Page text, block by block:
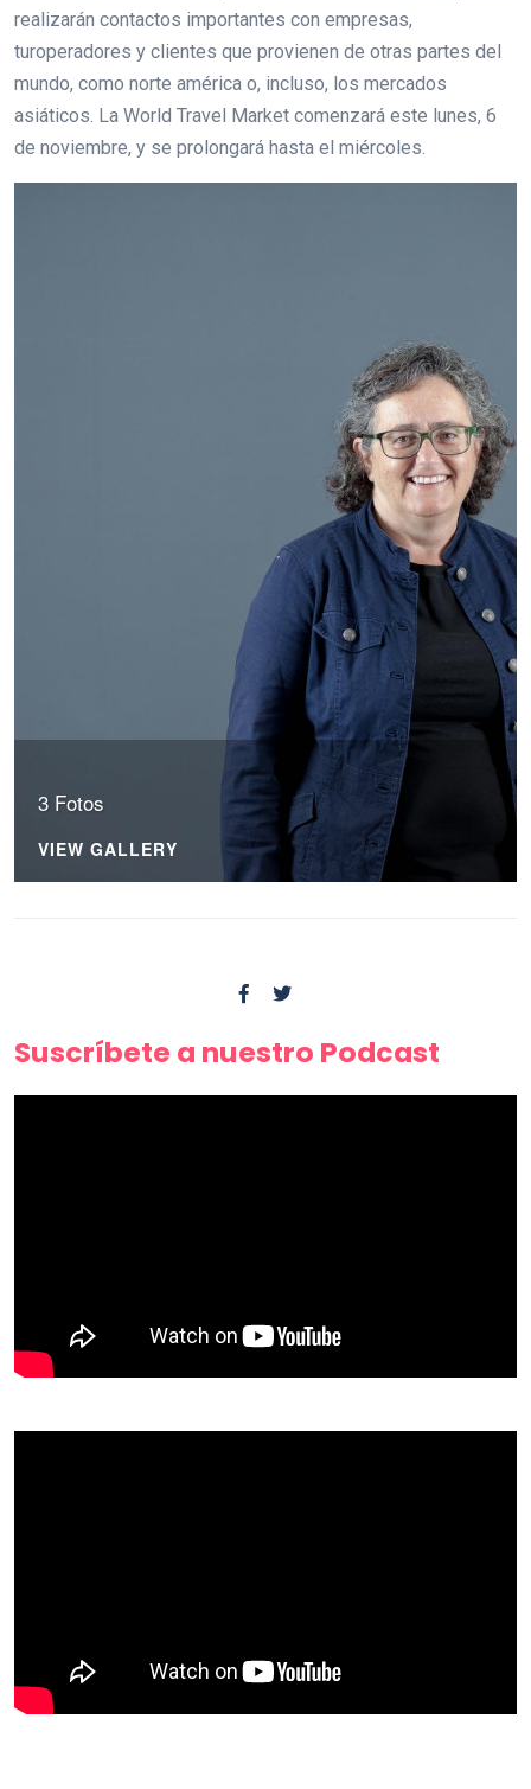
realizarán contactos importantes con empresas,
turoperadores y clientes que provienen de otras partes del
mundo, como norte américa o, incluso, los mercados
asiáticos. La World Travel Market comenzará este lunes, 6
de noviembre, y se prolongará hasta el miércoles.
3 Fotos
VIEW GALLERY
Suscríbete a nuestro Podcast